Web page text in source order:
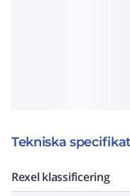
Tekniska
Rexel klassificering